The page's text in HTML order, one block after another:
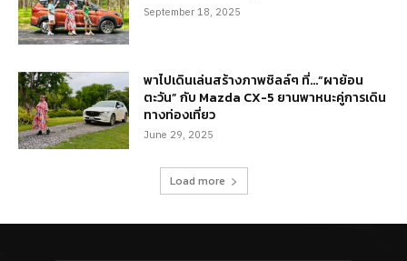
September 18, 2025
พาไปเดินเล่นสร้างภาพชิลล์ๆ ที่…“ผาย้อน
ตะวัน” กับ Mazda CX-5 ยานพาหนะคู่การเดิน
ทางท่องเที่ยว
June 29, 2025
Load more